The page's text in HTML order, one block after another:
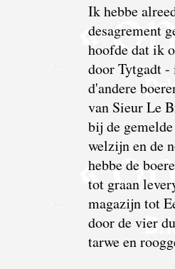
Ik hebbe
desagrement
hoofde dat ik
door Tytgadt
d'andere
van Sieur Le
bij de
welzijn en de
hebbe de
tot graan
magazijn tot
door de vier
tarwe en